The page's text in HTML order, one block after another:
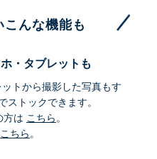
んな機能も
・タブレットも
トから撮影した写真もす
ストックできます。
方は こちら。
こちら。